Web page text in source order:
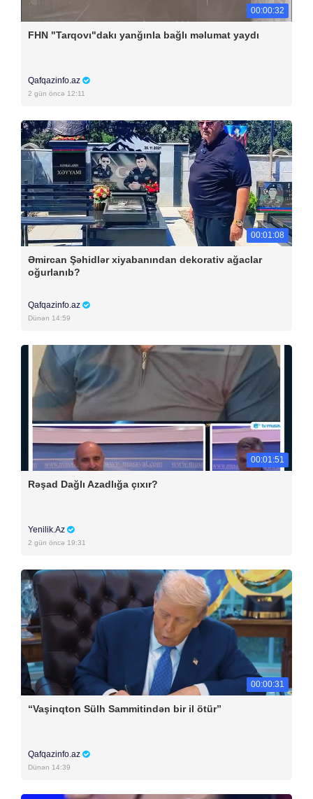
00:00:32
FHN "Tarqovı"dakı yanğınla bağlı məlumat yaydı
Qafqazinfo.az
2 gün öncə 12:11
00:01:08
Əmircan Şəhidlər xiyabanından dekorativ ağaclar
oğurlanıb?
Qafqazinfo.az
Dünən 14:59
00:01:51
Rəşad Dağlı Azadlığa çıxır?
Yenilik.Az
2 gün öncə 19:31
00:00:31
“Vaşinqton Sülh Sammitindən bir il ötür”
Qafqazinfo.az
Dünən 14:39